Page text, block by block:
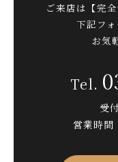
ご来店は【完
下記フ
お気
受
営業時間